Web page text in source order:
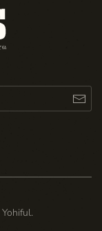
Yohiful.